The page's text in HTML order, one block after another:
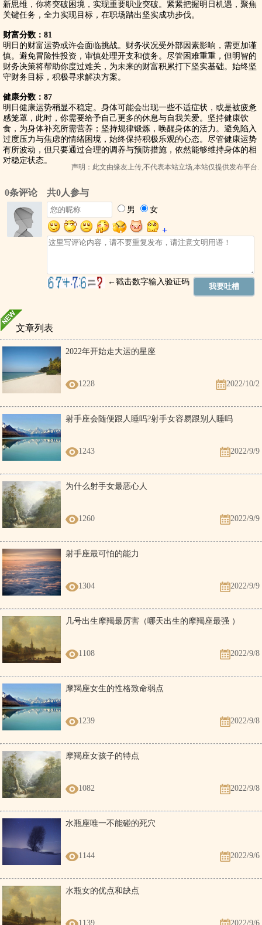
新思维，你将突破困境，实现重要职业突破。紧紧把握明日机遇，聚焦
关键任务，全力实现目标，在职场踏出坚实成功步伐。
财富分数：81
明日的财富运势或许会面临挑战。财务状况受外部因素影响，需更加谨
慎。避免冒险性投资，审慎处理开支和债务。尽管困难重重，但明智的
财务决策将帮助你度过难关，为未来的财富积累打下坚实基础。始终坚
守财务目标，积极寻求解决方案。
健康分数：87
明日健康运势稍显不稳定。身体可能会出现一些不适症状，或是被疲惫
感笼罩，此时，你需要给予自己更多的休息与自我关爱。坚持健康饮
食，为身体补充所需营养；坚持规律锻炼，唤醒身体的活力。避免陷入
过度压力与焦虑的情绪困境，始终保持积极乐观的心态。尽管健康运势
有所波动，但只要通过合理的调养与预防措施，依然能够维持身体的相
对稳定状态。
声明：此文由缘友上传,不代表本站立场,本站仅提供发布平台.
文章列表
2022年开始走大运的星座
1228 2022/10/2
射手座会随便跟人睡吗?射手女容易跟别人睡吗
1243 2022/9/9
为什么射手女最恶心人
1260 2022/9/9
射手座最可怕的能力
1304 2022/9/9
几号出生摩羯最厉害（哪天出生的摩羯座最强 ）
1108 2022/9/8
摩羯座女生的性格致命弱点
1239 2022/9/8
摩羯座女孩子的特点
1082 2022/9/8
水瓶座唯一不能碰的死穴
1144 2022/9/6
水瓶女的优点和缺点
1139